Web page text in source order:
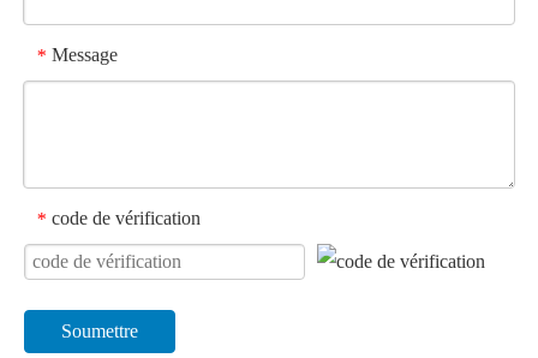
* Message
* code de vérification
Soumettre